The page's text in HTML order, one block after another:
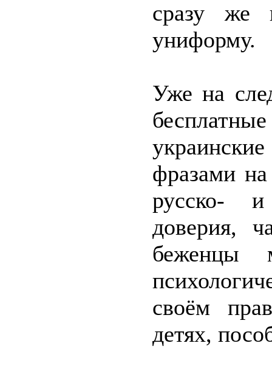
сразу же
униформу.
Уже на
фразами
русско- и
доверия,
беженцы
своём
детях,